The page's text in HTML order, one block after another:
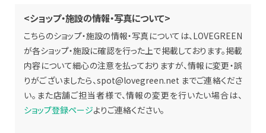
<ショップ・施設の情報・写真について>
こちらのショップ・施設の情報・写真については、LOVEGREEN
が各ショップ・施設に確認を行った上で掲載しております。掲載
内容について細心の注意を払っておりますが、情報に変更・誤
りがございましたら、spot@lovegreen.net までご連絡くださ
い。また店舗ご担当者様で、情報の変更を行いたい場合は、
ショップ登録ページよりご連絡ください。